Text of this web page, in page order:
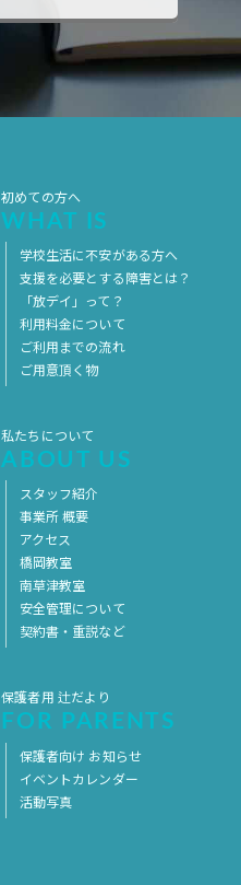
2017年8月
2017年5月
初めての方へ
WHAT IS
学校生活に不安がある方へ
支援を必要とする障害とは？
「放デイ」って？
利用料金について
ご利用までの流れ
ご用意頂く物
私たちについて
ABOUT US
スタッフ紹介
事業所 概要
アクセス
橋岡教室
南草津教室
安全管理について
契約書・重説など
保護者用 辻だより
FOR PARENTS
保護者向け お知らせ
イベントカレンダー
活動写真